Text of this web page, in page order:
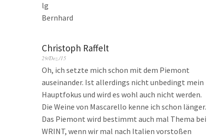
lg
Bernhard
Christoph Raffelt
29/Dez./15
Oh, ich setzte mich schon mit dem Piemont
auseinander. Ist allerdings nicht unbedingt mein
Hauptfokus und wird es wohl auch nicht werden.
Die Weine von Mascarello kenne ich schon länger.
Das Piemont wird bestimmt auch mal Thema bei
WRINT, wenn wir mal nach Italien vorstoßen